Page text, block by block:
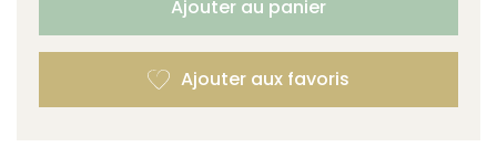
Ajouter au panier